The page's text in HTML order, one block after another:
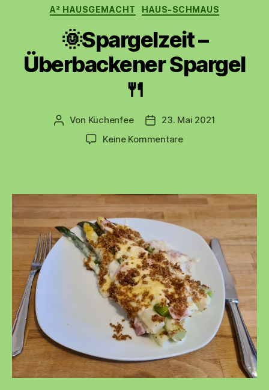
Kategorien
A² HAUSGEMACHT HAUS-SCHMAUS
🌞Spargelzeit –
Überbackener Spargel
🍴
Beitragsautor
Von Küchenfee Beitragsdatum
23. Mai 2021
Keine Kommentarezu
Überbackener
Spargel
🍴